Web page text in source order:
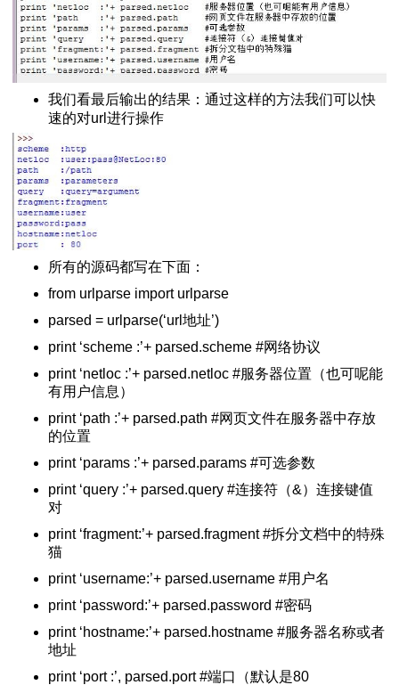
区别
装与使用
错误
时间戳
载
展库的方法
x22字符
我们看最后输出的结果：通过这样的方法我们可以快
速的对url进行操作
所有的源码都写在下面：
from urlparse import urlparse
parsed = urlparse(‘url地址’)
print ‘scheme :’+ parsed.scheme #网络协议
print ‘netloc :’+ parsed.netloc #服务器位置（也可呢能
有用户信息）
print ‘path :’+ parsed.path #网页文件在服务器中存放
的位置
print ‘params :’+ parsed.params #可选参数
print ‘query :’+ parsed.query #连接符（&）连接键值
对
print ‘fragment:’+ parsed.fragment #拆分文档中的特殊
猫
print ‘username:’+ parsed.username #用户名
print ‘password:’+ parsed.password #密码
print ‘hostname:’+ parsed.hostname #服务器名称或者
地址
print ‘port :’, parsed.port #端口（默认是80